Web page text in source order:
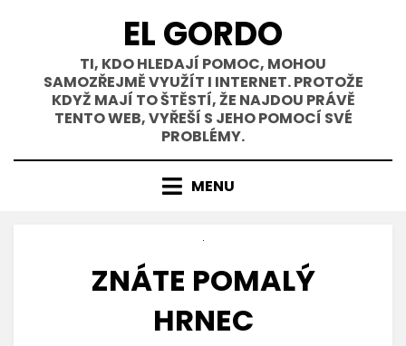
EL GORDO
TI, KDO HLEDAJÍ POMOC, MOHOU
SAMOZŘEJMĚ VYUŽÍT I INTERNET. PROTOŽE
KDYŽ MAJÍ TO ŠTĚSTÍ, ŽE NAJDOU PRÁVĚ
TENTO WEB, VYŘEŠÍ S JEHO POMOCÍ SVÉ
PROBLÉMY.
MENU
ZNÁTE POMALÝ
HRNEC